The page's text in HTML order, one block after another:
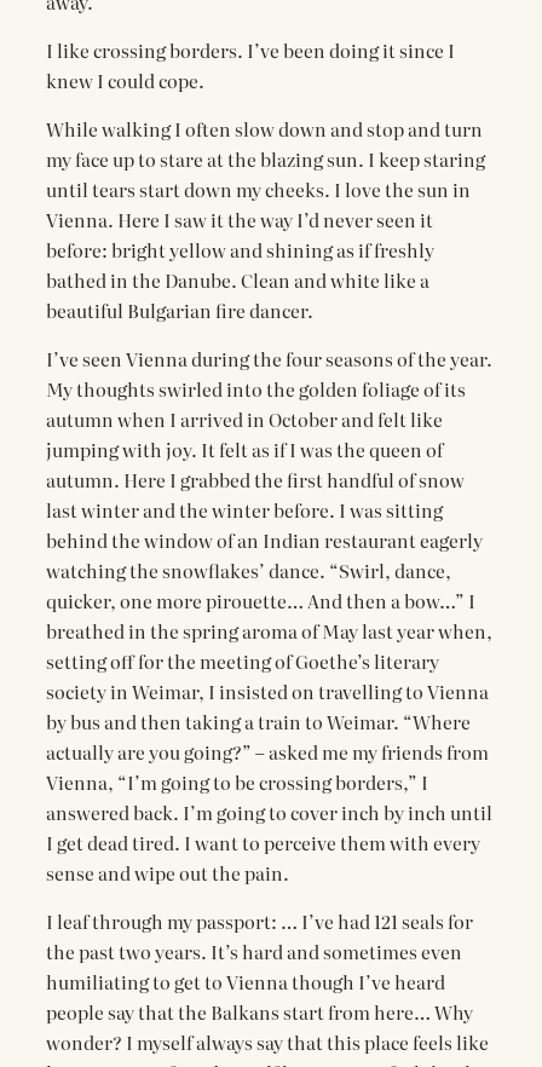
I like crossing borders. I’ve been doing it since I
knew I could cope.
While walking I often slow down and stop and turn
my face up to stare at the blazing sun. I keep staring
until tears start down my cheeks. I love the sun in
Vienna. Here I saw it the way I’d never seen it
before: bright yellow and shining as if freshly
bathed in the Danube. Clean and white like a
beautiful Bulgarian fire dancer.
I’ve seen Vienna during the four seasons of the year.
My thoughts swirled into the golden foliage of its
autumn when I arrived in October and felt like
jumping with joy. It felt as if I was the queen of
autumn. Here I grabbed the first handful of snow
last winter and the winter before. I was sitting
behind the window of an Indian restaurant eagerly
watching the snowflakes’ dance. “Swirl, dance,
quicker, one more pirouette… And then a bow…” I
breathed in the spring aroma of May last year when,
setting off for the meeting of Goethe’s literary
society in Weimar, I insisted on travelling to Vienna
by bus and then taking a train to Weimar. “Where
actually are you going?” – asked me my friends from
Vienna, “I’m going to be crossing borders,” I
answered back. I’m going to cover inch by inch until
I get dead tired. I want to perceive them with every
sense and wipe out the pain.
I leaf through my passport: … I’ve had 121 seals for
the past two years. It’s hard and sometimes even
humiliating to get to Vienna though I’ve heard
people say that the Balkans start from here… Why
wonder? I myself always say that this place feels like